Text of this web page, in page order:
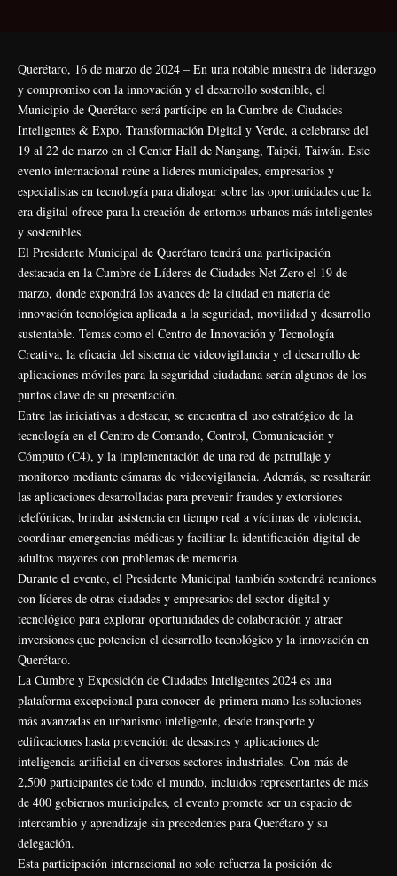
Querétaro, 16 de marzo de 2024 – En una notable muestra de liderazgo
y compromiso con la innovación y el desarrollo sostenible, el
Municipio de Querétaro será partícipe en la Cumbre de Ciudades
Inteligentes & Expo, Transformación Digital y Verde, a celebrarse del
19 al 22 de marzo en el Center Hall de Nangang, Taipéi, Taiwán. Este
evento internacional reúne a líderes municipales, empresarios y
especialistas en tecnología para dialogar sobre las oportunidades que la
era digital ofrece para la creación de entornos urbanos más inteligentes
y sostenibles.
El Presidente Municipal de Querétaro tendrá una participación
destacada en la Cumbre de Líderes de Ciudades Net Zero el 19 de
marzo, donde expondrá los avances de la ciudad en materia de
innovación tecnológica aplicada a la seguridad, movilidad y desarrollo
sustentable. Temas como el Centro de Innovación y Tecnología
Creativa, la eficacia del sistema de videovigilancia y el desarrollo de
aplicaciones móviles para la seguridad ciudadana serán algunos de los
puntos clave de su presentación.
Entre las iniciativas a destacar, se encuentra el uso estratégico de la
tecnología en el Centro de Comando, Control, Comunicación y
Cómputo (C4), y la implementación de una red de patrullaje y
monitoreo mediante cámaras de videovigilancia. Además, se resaltarán
las aplicaciones desarrolladas para prevenir fraudes y extorsiones
telefónicas, brindar asistencia en tiempo real a víctimas de violencia,
coordinar emergencias médicas y facilitar la identificación digital de
adultos mayores con problemas de memoria.
Durante el evento, el Presidente Municipal también sostendrá reuniones
con líderes de otras ciudades y empresarios del sector digital y
tecnológico para explorar oportunidades de colaboración y atraer
inversiones que potencien el desarrollo tecnológico y la innovación en
Querétaro.
La Cumbre y Exposición de Ciudades Inteligentes 2024 es una
plataforma excepcional para conocer de primera mano las soluciones
más avanzadas en urbanismo inteligente, desde transporte y
edificaciones hasta prevención de desastres y aplicaciones de
inteligencia artificial en diversos sectores industriales. Con más de
2,500 participantes de todo el mundo, incluidos representantes de más
de 400 gobiernos municipales, el evento promete ser un espacio de
intercambio y aprendizaje sin precedentes para Querétaro y su
delegación.
Esta participación internacional no solo refuerza la posición de